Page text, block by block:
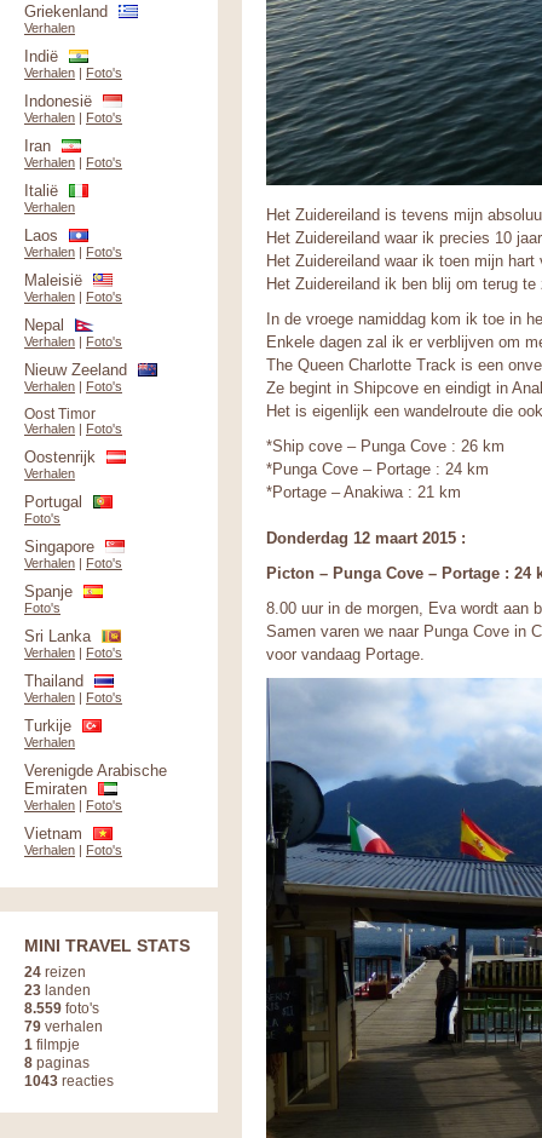
Het Zuidereiland is tevens mijn
Het Zuidereiland waar ik precies 10
Het Zuidereiland waar ik toen mijn hart
Het Zuidereiland ik ben blij om terug te
In de vroege namiddag kom ik toe in
Enkele dagen zal ik er verblijven om
The Queen Charlotte Track is een
Ze begint in Shipcove en eindigt in
Het is eigenlijk een wandelroute die
*Ship cove – Punga Cove : 26 km
*Punga Cove – Portage : 24 km
*Portage – Anakiwa : 21 km
Donderdag 12 maart 2015 :
Picton – Punga Cove – Portage : 24
8.00 uur in de morgen, Eva wordt aan
Samen varen we naar Punga Cove in
voor vandaag Portage.
Griekenland
Verhalen
Indië
Verhalen | Foto's
Indonesië
Verhalen | Foto's
Iran
Verhalen | Foto's
Italië
Verhalen
Laos
Verhalen | Foto's
Maleisië
Verhalen | Foto's
Nepal
Verhalen | Foto's
Nieuw Zeeland
Verhalen | Foto's
Oost Timor
Verhalen | Foto's
Oostenrijk
Verhalen
Portugal
Foto's
Singapore
Verhalen | Foto's
Spanje
Foto's
Sri Lanka
Verhalen | Foto's
Thailand
Verhalen | Foto's
Turkije
Verhalen
Verenigde Arabische
Emiraten
Verhalen | Foto's
Vietnam
Verhalen | Foto's
MINI TRAVEL STATS
24 reizen
23 landen
8.559 foto's
79 verhalen
1 filmpje
8 paginas
1043 reacties